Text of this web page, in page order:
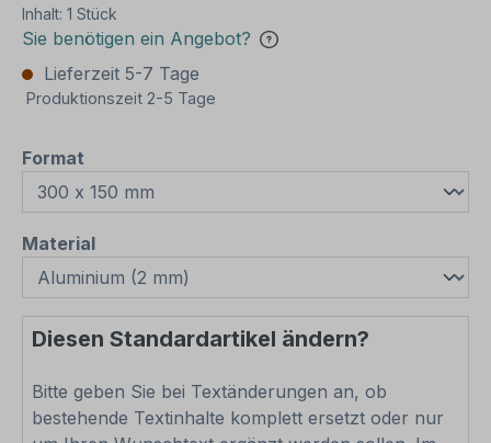
Inhalt: 1 Stück
Sie benötigen ein Angebot?
Lieferzeit 5-7 Tage
Produktionszeit 2-5 Tage
Format
Materialauswählen
Diesen Standardartikel ändern?
Bitte geben Sie bei Textänderungen an, ob
bestehende Textinhalte komplett ersetzt oder nur